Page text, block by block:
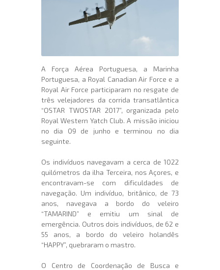
A Força Aérea Portuguesa, a Marinha
Portuguesa, a Royal Canadian Air Force e a
Royal Air Force participaram no resgate de
três velejadores da corrida transatlântica
“OSTAR TWOSTAR 2017”, organizada pelo
Royal Western Yatch Club. A missão iniciou
no dia 09 de junho e terminou no dia
seguinte.
Os indivíduos navegavam a cerca de 1022
quilómetros da ilha Terceira, nos Açores, e
encontravam-se com dificuldades de
navegação. Um indivíduo, britânico, de 73
anos, navegava a bordo do veleiro
“TAMARIND” e emitiu um sinal de
emergência. Outros dois indivíduos, de 62 e
55 anos, a bordo do veleiro holandês
“HAPPY”, quebraram o mastro.
O Centro de Coordenação de Busca e